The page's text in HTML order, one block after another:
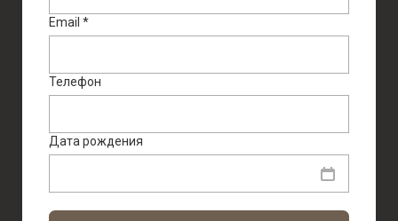
Email *
Телефон
Дата рождения